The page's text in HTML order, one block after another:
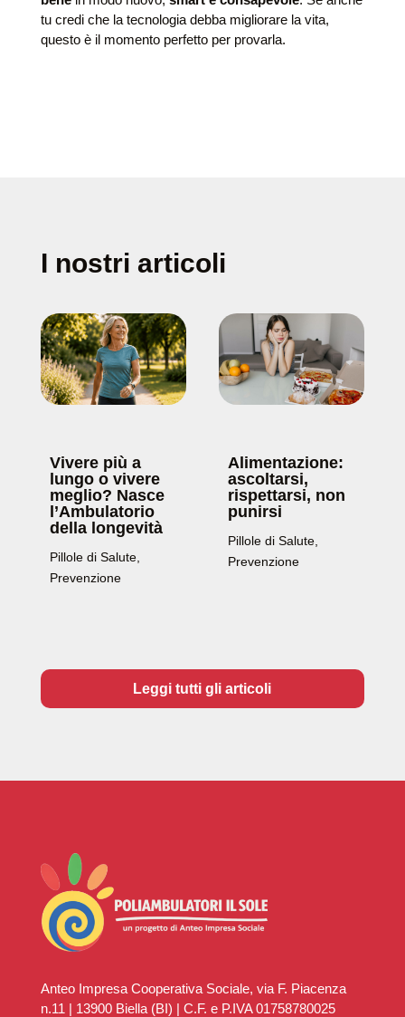
tu credi che la tecnologia debba migliorare la vita,
questo è il momento perfetto per provarla.
I nostri articoli
Vivere più a
lungo o vivere
meglio? Nasce
l’Ambulatorio
della longevità
Pillole di Salute,
Prevenzione
Alimentazione:
ascoltarsi,
rispettarsi, non
punirsi
Pillole di Salute,
Prevenzione
Leggi tutti gli articoli
Anteo Impresa Cooperativa Sociale, via F. Piacenza
n.11 | 13900 Biella (BI) | C.F. e P.IVA 01758780025